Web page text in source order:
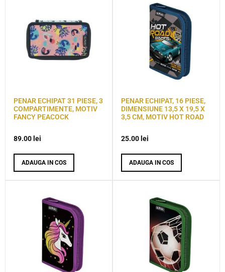
PENAR ECHIPAT 31 PIESE, 3
COMPARTIMENTE, MOTIV
FANCY PEACOCK
89.00 lei
ADAUGA IN COS
PENAR ECHIPAT, 16 PIESE,
DIMENSIUNE 13,5 X 19,5 X
3,5 CM, MOTIV HOT ROAD
25.00 lei
ADAUGA IN COS